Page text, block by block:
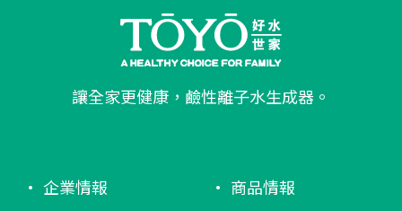
讓全家更健康，鹼性離子水生成器。
企業情報 商品情報